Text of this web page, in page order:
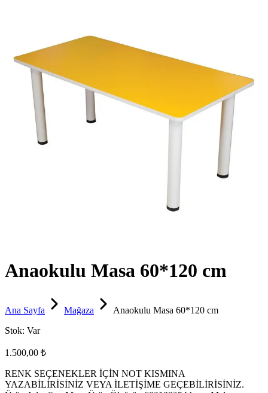
Anaokulu Masa 60*120 cm
Ana Sayfa Mağaza
Anaokulu Masa 60*120 cm
Stok: Var
1.500,00 ₺
RENK SEÇENEKLER İÇİN NOT KISMINA
YAZABİLİRİSİNİZ VEYA İLETİŞİME GEÇEBİLİRİSİNİZ.